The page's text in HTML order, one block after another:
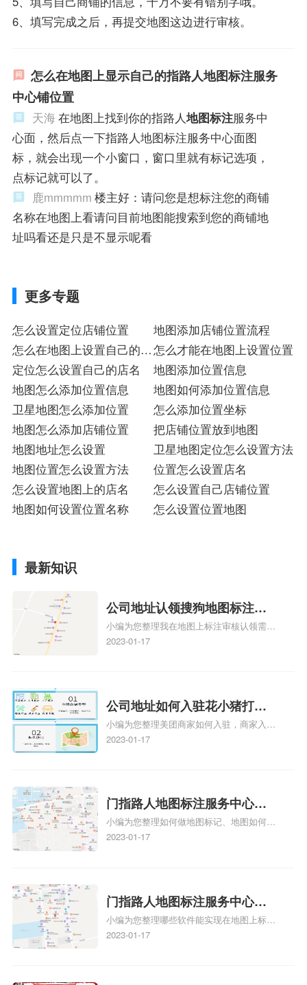
6、填写完成之后，再提交地图这边进行审核。
怎么在地图上显示自己的指路人地图标注服务
中心铺位置
天海在地图上找到你的指路人地图标注服务中
心面，然后点一下指路人地图标注服务中心面图
标，就会出现一个小窗口，窗口里就有标记选项，
点标记就可以了。
鹿mmmmm 楼主好：请问您是想标注您的商铺
名称在地图上看请问目前地图能搜索到您的商铺地
址吗看还是只是不显示呢看
更多专题
怎么设置定位店铺位置
地图添加店铺位置流程
怎么在地图上设置自己的位
置名称
怎么才能在地图上设置位置
定位怎么设置自己的店名
地图添加位置信息
地图怎么添加位置信息
地图如何添加位置信息
卫星地图怎么添加位置
怎么添加位置坐标
地图怎么添加店铺位置
把店铺位置放到地图
地图地址怎么设置
卫星地图定位怎么设置方法
地图位置怎么设置方法
位置怎么设置店名
怎么设置地图上的店名
怎么设置自己店铺位置
地图如何设置位置名称
怎么设置位置地图
最新知识
公司地址认领搜狗地图标注多
久审核？公司地址认领地图标
注多久审核？
小编为您整理我在地图上标注审核认领需要
多久、我在地图上标注审核认领需要多久
情可查看下方正文！
2023-01-17
公司地址如何入驻花小猪打车
地图标记？指路人地图标注服
务中心铺如何入驻花小猪打车
小编为您整理美团商家如何入驻，商家入驻
教程、商家如何入驻地图、如何入驻地:、
2023-01-17
门指路人地图标注服务中心如
何做花小猪打车地图位置标
记？门指路人地图标注服务中
小编为您整理如何做地图标记、地图如何做
标记、so搜街景中如何做标记、360e启花贷
关地图标注知识，详情可查看下方正文！
2023-01-17
门指路人地图标注服务中心地
图位置地址标记？门指路人地
图标注服务中心苹果地图位置
小编为您整理哪些软件能实现在地图上标记
门指路人地图标注服务中心位置、门指路人
2023-01-17